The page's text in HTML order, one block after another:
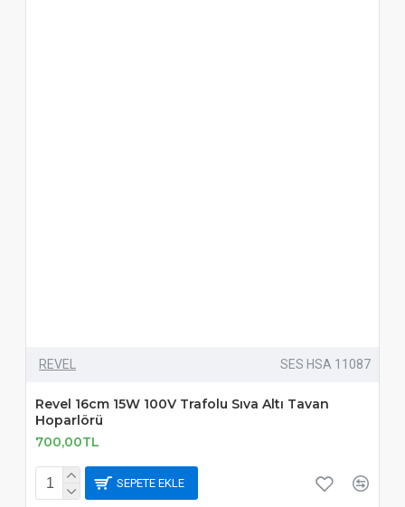
REVEL SES HSA 11087
Revel 16cm 15W 100V Trafolu Sıva Altı Tavan
Hoparlörü
700,00TL
SEPETE EKLE